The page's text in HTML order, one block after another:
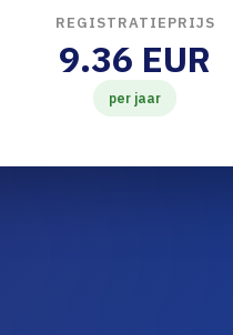
REGISTRATIEPRIJS
9.36 EUR
per jaar